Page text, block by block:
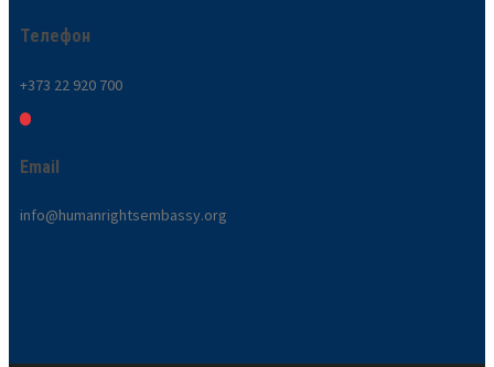
Телефон
+373 22 920 700
Email
info@humanrightsembassy.org